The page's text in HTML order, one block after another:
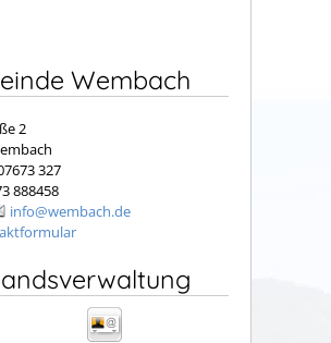
Wembach
2
327
888458
info@wembach.de